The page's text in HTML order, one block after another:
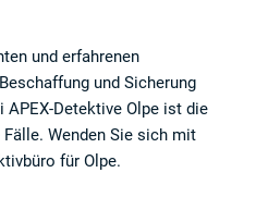
und erfahrenen
und Sicherung
APEX-Detektive Olpe ist die
Wenden Sie sich mit
für Olpe.